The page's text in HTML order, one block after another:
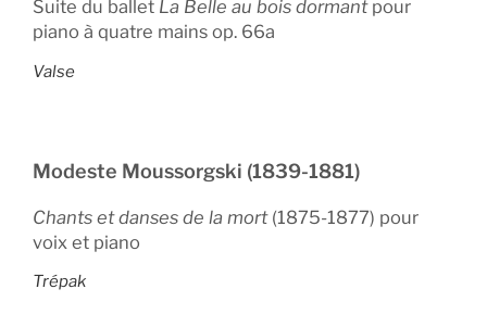
Suite du ballet La Belle au bois dormant pour
piano à quatre mains op. 66a
Valse
Modeste Moussorgski (1839-1881)
Chants et danses de la mort(1875-1877) pour
voix et piano
Trépak